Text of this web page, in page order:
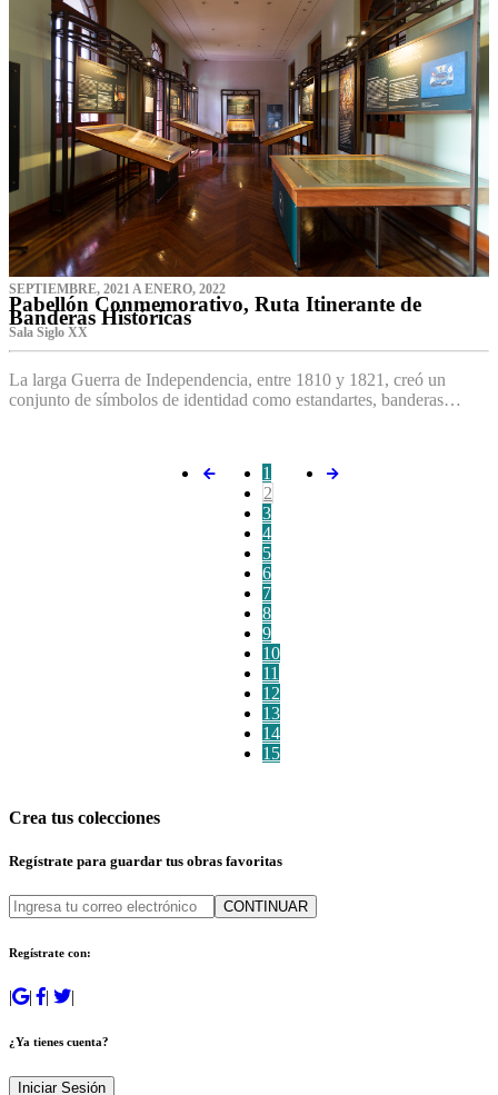
SEPTIEMBRE, 2021 A ENERO, 2022
Pabellón Conmemorativo, Ruta Itinerante de
Banderas Históricas
Sala Siglo XX
La larga Guerra de Independencia, entre 1810 y 1821, creó un
conjunto de símbolos de identidad como estandartes, banderas…
1
2
3
4
5
6
7
8
9
10
11
12
13
14
15
Crea tus colecciones
Regístrate para guardar tus obras favoritas
CONTINUAR
Regístrate con:
| | | |
¿Ya tienes cuenta?
Iniciar Sesión